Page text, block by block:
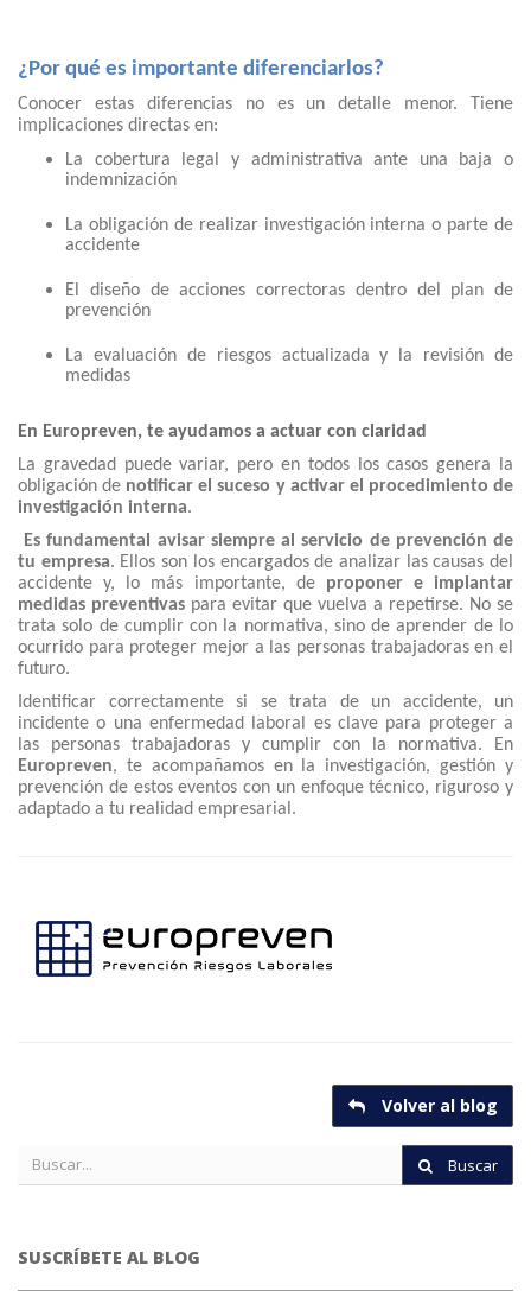
¿Por qué es importante diferenciarlos?
Conocer estas diferencias no es un detalle menor. Tiene
implicaciones directas en:
La cobertura legal y administrativa ante una baja o
indemnización
La obligación de realizar investigación interna o parte de
accidente
El diseño de acciones correctoras dentro del plan de
prevención
La evaluación de riesgos actualizada y la revisión de
medidas
En Europreven, te ayudamos a actuar con claridad
La gravedad puede variar, pero en todos los casos genera la
obligación de notificar el suceso y activar el procedimiento de
investigación interna.
Es fundamental avisar siempre al servicio de prevención de
tu empresa. Ellos son los encargados de analizar las causas del
accidente y, lo más importante, de proponer e implantar
medidas preventivas para evitar que vuelva a repetirse. No se
trata solo de cumplir con la normativa, sino de aprender de lo
ocurrido para proteger mejor a las personas trabajadoras en el
futuro.
Identificar correctamente si se trata de un accidente, un
incidente o una enfermedad laboral es clave para proteger a
las personas trabajadoras y cumplir con la normativa. En
Europreven, te acompañamos en la investigación, gestión y
prevención de estos eventos con un enfoque técnico, riguroso y
adaptado a tu realidad empresarial.
Volver al blog
Buscar
SUSCRÍBETE AL BLOG